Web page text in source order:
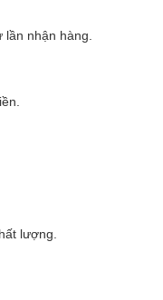
nhận hàng.
lượng.